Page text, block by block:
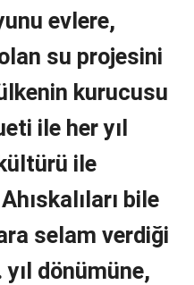
evlere,
su projesini
kurucusu
ile her yıl
ile
bile
selam verdiği
dönümüne,